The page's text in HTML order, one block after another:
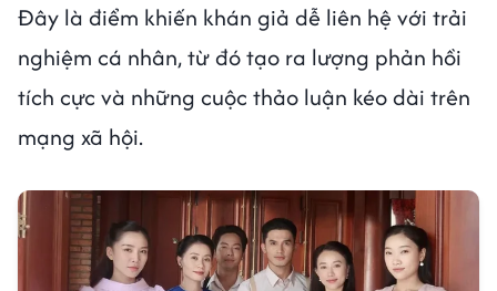
Đây là điểm khiến khán giả dễ liên hệ với trải
nghiệm cá nhân, từ đó tạo ra lượng phản hồi
tích cực và những cuộc thảo luận kéo dài trên
mạng xã hội.